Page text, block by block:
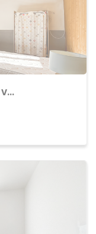
Achat Appartement centre ville